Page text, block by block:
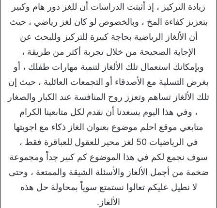
زيادة التركيز ، إذ أثبتت الدراسات أن للغز دور هام وكبير
بتعزيز كفاءة المخ ، وبالخصوص لو كان لغز رياضي ، حيث
أن الألغاز الرياضية بحاجة كبيرة للتركيز وللبحث عن
الإجابة الصحيحة من خلال تجربة أكثر من طريقة ،
وبإمكانك استعمال تلك الألغاز لتنمية مهارات طفلك ، أو
بغرض التسلية مع الأصدقاء أو التجمعات العائلية ، حيث إن
تلك الألغاز تساهم وتعزز روح المنافسة عند الكبار والصغار
، وفي هذا اليوم يسعدنا أن نقدم لكل متابعينا الكرام
متابعي موقع احلم موضوع بعنوان الغاز ذكاء مع اجوبتها
في الرياضيات 50 لغز محير للعقول للعباقرة فقط ،
سوف نجمع لكم في هذا الموضوع كم كبير جداً ومجموعة
ضخمة من أجمل الألغاز والأسئلة الشيقة والممتعة ، وحتى
لا نطيل عليكم تعالوا نستمتع سوياً بمحاولة حل هذه
الألغاز.